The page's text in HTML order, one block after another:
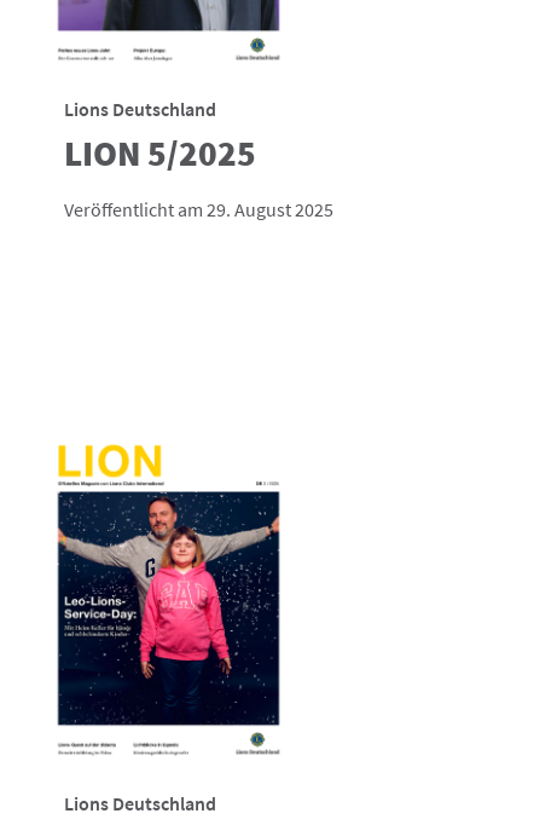
Lions Deutschland
LION 5/2025
Veröffentlicht am 29. August 2025
Lions Deutschland